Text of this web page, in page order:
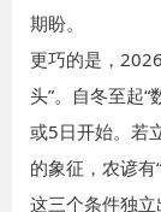
期盼。
更巧的是，
头”。自冬至起“
或5日开始。若
的象征，农谚有
这三个条件独